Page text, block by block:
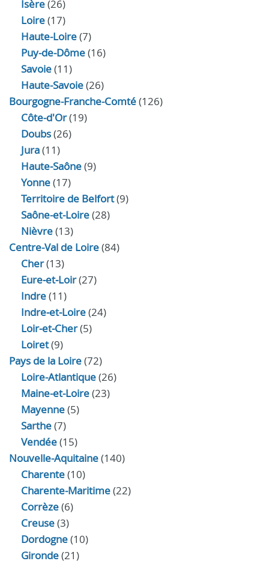
Isère(26)
Loire(17)
Haute-Loire(7)
Puy-de-Dôme(16)
Savoie(11)
Haute-Savoie(26)
Bourgogne-Franche-Comté(126)
Côte-d'Or(19)
Doubs(26)
Jura(11)
Haute‑Saône(9)
Yonne(17)
Territoire de Belfort(9)
Saône-et-Loire(28)
Nièvre(13)
Centre-Val de Loire(84)
Cher(13)
Eure‑et‑Loir(27)
Indre(11)
Indre‑et‑Loire(24)
Loir‑et‑Cher(5)
Loiret(9)
Pays de la Loire(72)
Loire-Atlantique(26)
Maine-et-Loire(23)
Mayenne(5)
Sarthe(7)
Vendée(15)
Nouvelle-Aquitaine(140)
Charente(10)
Charente-Maritime(22)
Corrèze(6)
Creuse(3)
Dordogne(10)
Gironde(21)